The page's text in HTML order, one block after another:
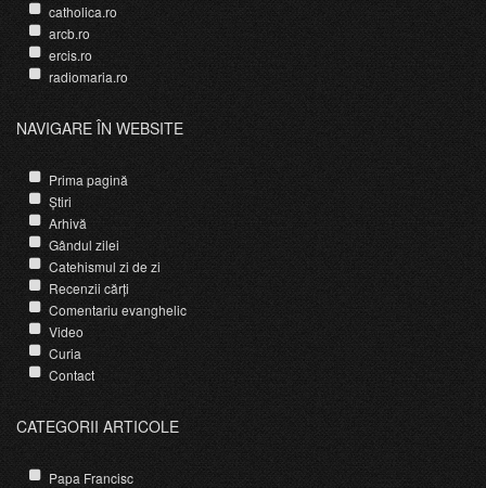
catholica.ro
arcb.ro
ercis.ro
radiomaria.ro
NAVIGARE ÎN WEBSITE
Prima pagină
Știri
Arhivă
Gândul zilei
Catehismul zi de zi
Recenzii cărți
Comentariu evanghelic
Video
Curia
Contact
CATEGORII ARTICOLE
Papa Francisc